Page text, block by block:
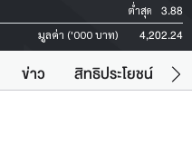
ต่ำสุด 3.88
มูลค่า ('000 บาท) 4,202.24
ข่าว สิทธิประโยชน์